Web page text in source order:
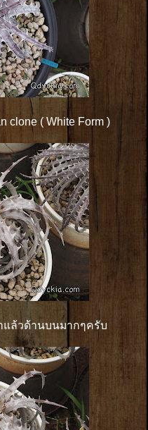
clone ( White Form )
ล้วด้านบนมากๆครับ